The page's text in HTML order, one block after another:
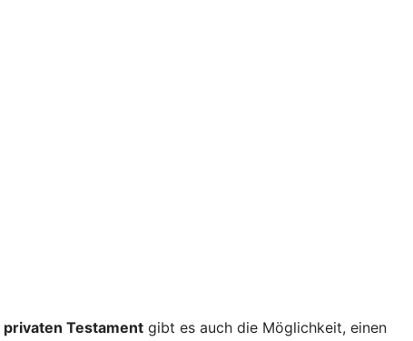
privaten Testament gibt es auch die Möglichkeit, einen